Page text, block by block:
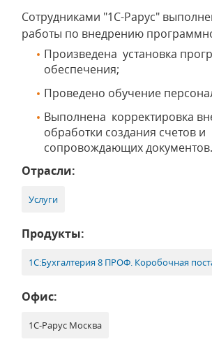
Сотрудниками "1С-Рарус"
работы по внедрению
Произведена установка
обеспечения;
Проведено обучение
Выполнена корректировка
обработки создания счетов и
сопровождающих документов.
Отрасли:
Услуги
Продукты:
1С:Бухгалтерия 8 ПРОФ. Коробочная
Офис:
1С-Рарус Москва